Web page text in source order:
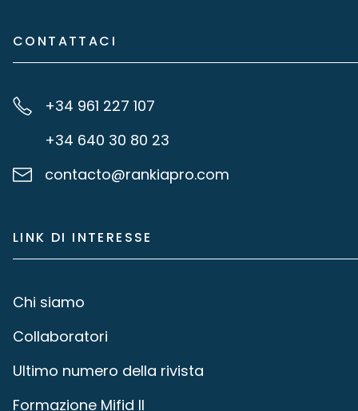
CONTATTACI
+34 961 227 107
+34 640 30 80 23
contacto@rankiapro.com
LINK DI INTERESSE
Chi siamo
Collaboratori
Ultimo numero della rivista
Formazione Mifid II